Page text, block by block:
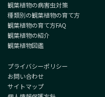
観葉植物の病害虫対策
種類別の観葉植物の育て方
観葉植物の育て方FAQ
観葉植物の紹介
観葉植物図鑑
プライバシーポリシー
お問い合わせ
サイトマップ